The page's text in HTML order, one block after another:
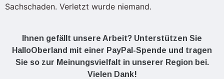
Sachschaden. Verletzt wurde niemand.
Ihnen gefällt unsere Arbeit? Unterstützen Sie
HalloOberland mit einer PayPal-Spende und tragen
Sie so zur Meinungsvielfalt in unserer Region bei.
Vielen Dank!